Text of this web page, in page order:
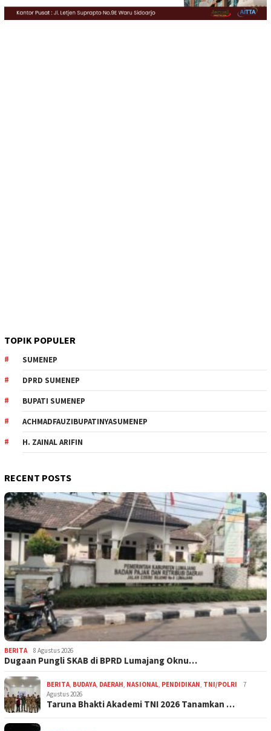
TOPIK POPULER
SUMENEP
DPRD SUMENEP
BUPATI SUMENEP
ACHMADFAUZIBUPATINYASUMENEP
H. ZAINAL ARIFIN
RECENT POSTS
BERITA 8 Agustus 2026
Dugaan Pungli SKAB di BPRD Lumajang Oknu…
BERITA, BUDAYA, DAERAH, NASIONAL, PENDIDIKAN, TNI/POLRI
7
Agustus 2026
Taruna Bhakti Akademi TNI 2026 Tanamkan …